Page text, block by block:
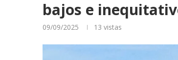
bajos e
09/09/2025 13 vistas